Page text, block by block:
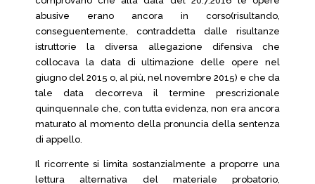
abusive erano ancora in corso(risultando,
conseguentemente, contraddetta dalle risultanze
istruttorie la diversa allegazione difensiva che
collocava la data di ultimazione delle opere nel
giugno del 2015 o, al più, nel novembre 2015) e che da
tale data decorreva il termine prescrizionale
quinquennale che, con tutta evidenza, non era ancora
maturato al momento della pronuncia della sentenza
di appello.
Il ricorrente si limita sostanzialmente a proporre una
lettura alternativa del materiale probatorio,